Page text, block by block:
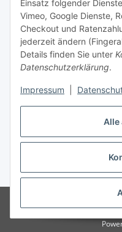
Alle
Einsatz folgender
Vimeo, Google Dienste,
Checkout und
jederzeit ändern
Details finden Sie unter
Datenschutzerklärung.
Impressum
Unsere Seiten
Social Media
* Alle Preise inkl. gesetzlicher
Versand